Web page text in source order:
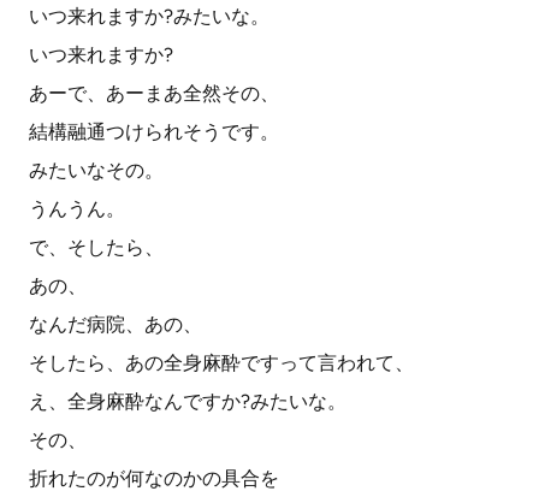
いつ来れますか?みたいな。
いつ来れますか?
あーで、あーまあ全然その、
結構融通つけられそうです。
みたいなその。
うんうん。
で、そしたら、
あの、
なんだ病院、あの、
そしたら、あの全身麻酔ですって言われて、
え、全身麻酔なんですか?みたいな。
その、
折れたのが何なのかの具合を